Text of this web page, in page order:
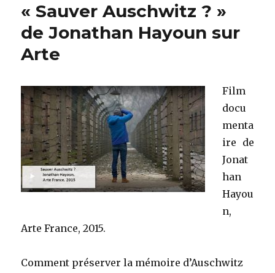
procès
siècle
« Sauver Auschwitz ? »
de Jonathan Hayoun sur
Arte
Film
docu
menta
ire de
Jonat
han
Hayou
n,
Arte France, 2015.
Comment préserver la mémoire d’Auschwitz